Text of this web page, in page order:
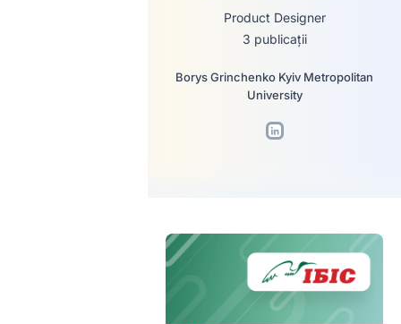
Product Designer
3 publicații
Borys Grinchenko Kyiv Metropolitan
University